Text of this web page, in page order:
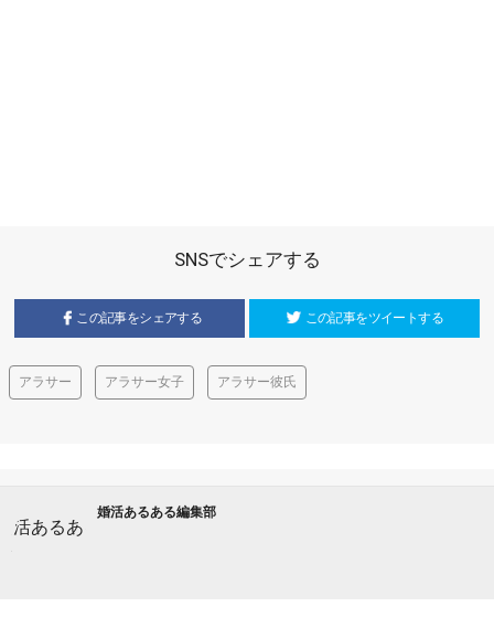
SNSでシェアする
この記事をシェアする この記事をツイートする
アラサー アラサー女子 アラサー彼氏
婚活あるある編集部